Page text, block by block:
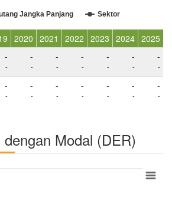
Jangka Panjang Sektor
2020 2021 2022 2023 2024 2025
-
-
-
-
-
-
-
-
-
-
-
-
-
-
-
-
-
-
-
-
-
-
-
-
-
-
-
-
Modal (DER)